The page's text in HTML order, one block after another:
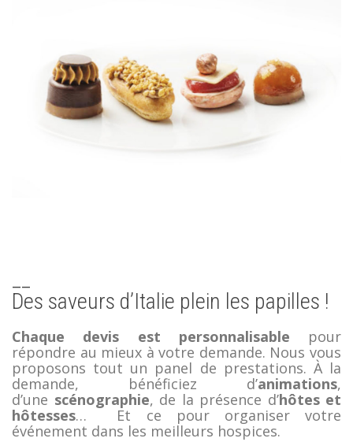
__
Des saveurs d’Italie plein les papilles !
Chaque devis est personnalisable pour
répondre au mieux à votre demande. Nous vous
proposons tout un panel de prestations. À la
demande, bénéficiez d’animations,
d’une scénographie, de la présence d’hôtes et
hôtesses… Et ce
pour organiser votre
événement dans les meilleurs hospices.